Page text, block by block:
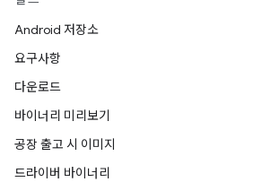
Android 저장소
요구사항
다운로드
바이너리 미리보기
공장 출고 시 이미지
드라이버 바이너리